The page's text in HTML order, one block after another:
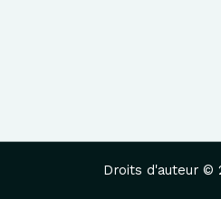
Droits d'auteur ©